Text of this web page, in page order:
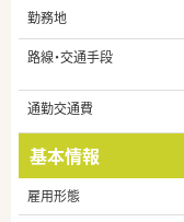
勤務地
路線・交通手段
通勤交通費
基本情報
雇用形態